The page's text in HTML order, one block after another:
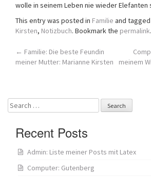
wolle in seinem Leben nie wieder Elefanten
This entry was posted in Familie and tagged
Kirsten, Notizbuch. Bookmark the permalink.
Post
← Familie: Die beste Feundin
meiner Mutter: Marianne Kirsten
meinem
Search
for:
Recent Posts
Admin: Liste meiner Posts mit Latex
Computer: Gutenberg